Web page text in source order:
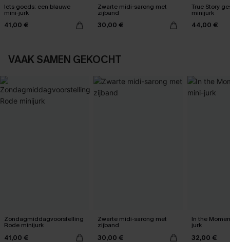
Iets goeds: een blauwe
mini-jurk
41,00 €
Zwarte midi-sarong met
zijband
30,00 €
True Story
minijurk
44,00 €
VAAK SAMEN GEKOCHT
Zondagmiddagvoorstelling
Rode minijurk
41,00 €
Zwarte midi-sarong met
zijband
30,00 €
In the
jurk
32,00 €